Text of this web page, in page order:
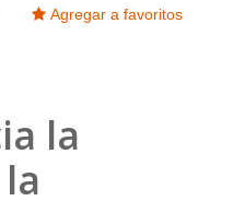
Agregar a favoritos
la